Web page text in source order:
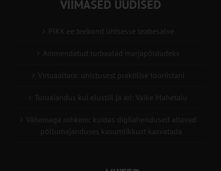
VIIMASED UUDISED
PIKK.ee teekond ühtsesse teabesalve
Ammendatud turbaalad marjapõldudeks
Virtuaaltara: unistusest praktilise tööriistani
Turuaiandus kui elustiil ja äri: Väike Mahetalu
Vähemaga rohkem: kuidas digilahendused aitavad
põllumajanduses kasumlikkust kasvatada